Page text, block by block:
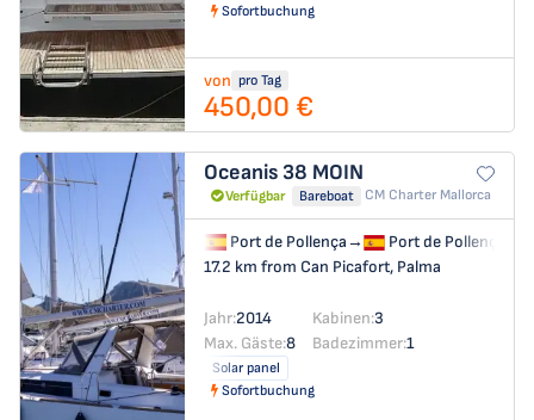
Sofortbuchung
von pro Tag
450,00 €
Oceanis 38 MOIN
Verfügbar Bareboat CM Charter Mallorca
Port de Pollença→
Port de Pollença
17.2 km from Can Picafort, Palma
Jahr:2014 Kabinen:3
Max. Gäste:8 Badezimmer:1
Solar panel
Sofortbuchung